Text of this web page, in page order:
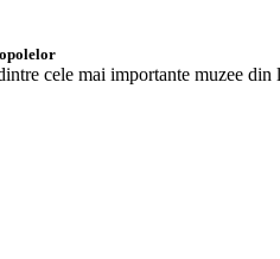
cele mai importante muzee